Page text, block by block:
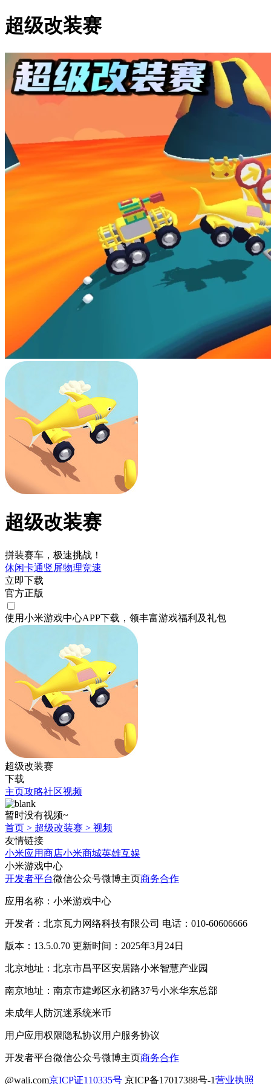
超级改装赛
超级改装赛
拼装赛车，极速挑战！
休闲卡通竖屏物理竞速
立即下载
官方正版
使用小米游戏中心APP下载 ，领丰富游戏福利 及礼包
超级改装赛
下载
主页攻略社区视频
暂时没有视频~
首页 > 超级改装赛 > 视频
友情链接
小米应用商店小米商城英雄互娱
小米游戏中心
开发者平台微信公众号微博主页商务合作
应用名称：小米游戏中心
开发者：北京瓦力网络科技有限公司 电话：010-60606666
版本：13.5.0.70 更新时间：2025年3月24日
北京地址：北京市昌平区安居路小米智慧产业园
南京地址：南京市建邺区永初路37号小米华东总部
未成年人防沉迷系统米币
用户应用权限隐私协议用户服务协议
开发者平台微信公众号微博主页商务合作
@wali.com京ICP证110335号 京ICP备17017388号-1营业执照